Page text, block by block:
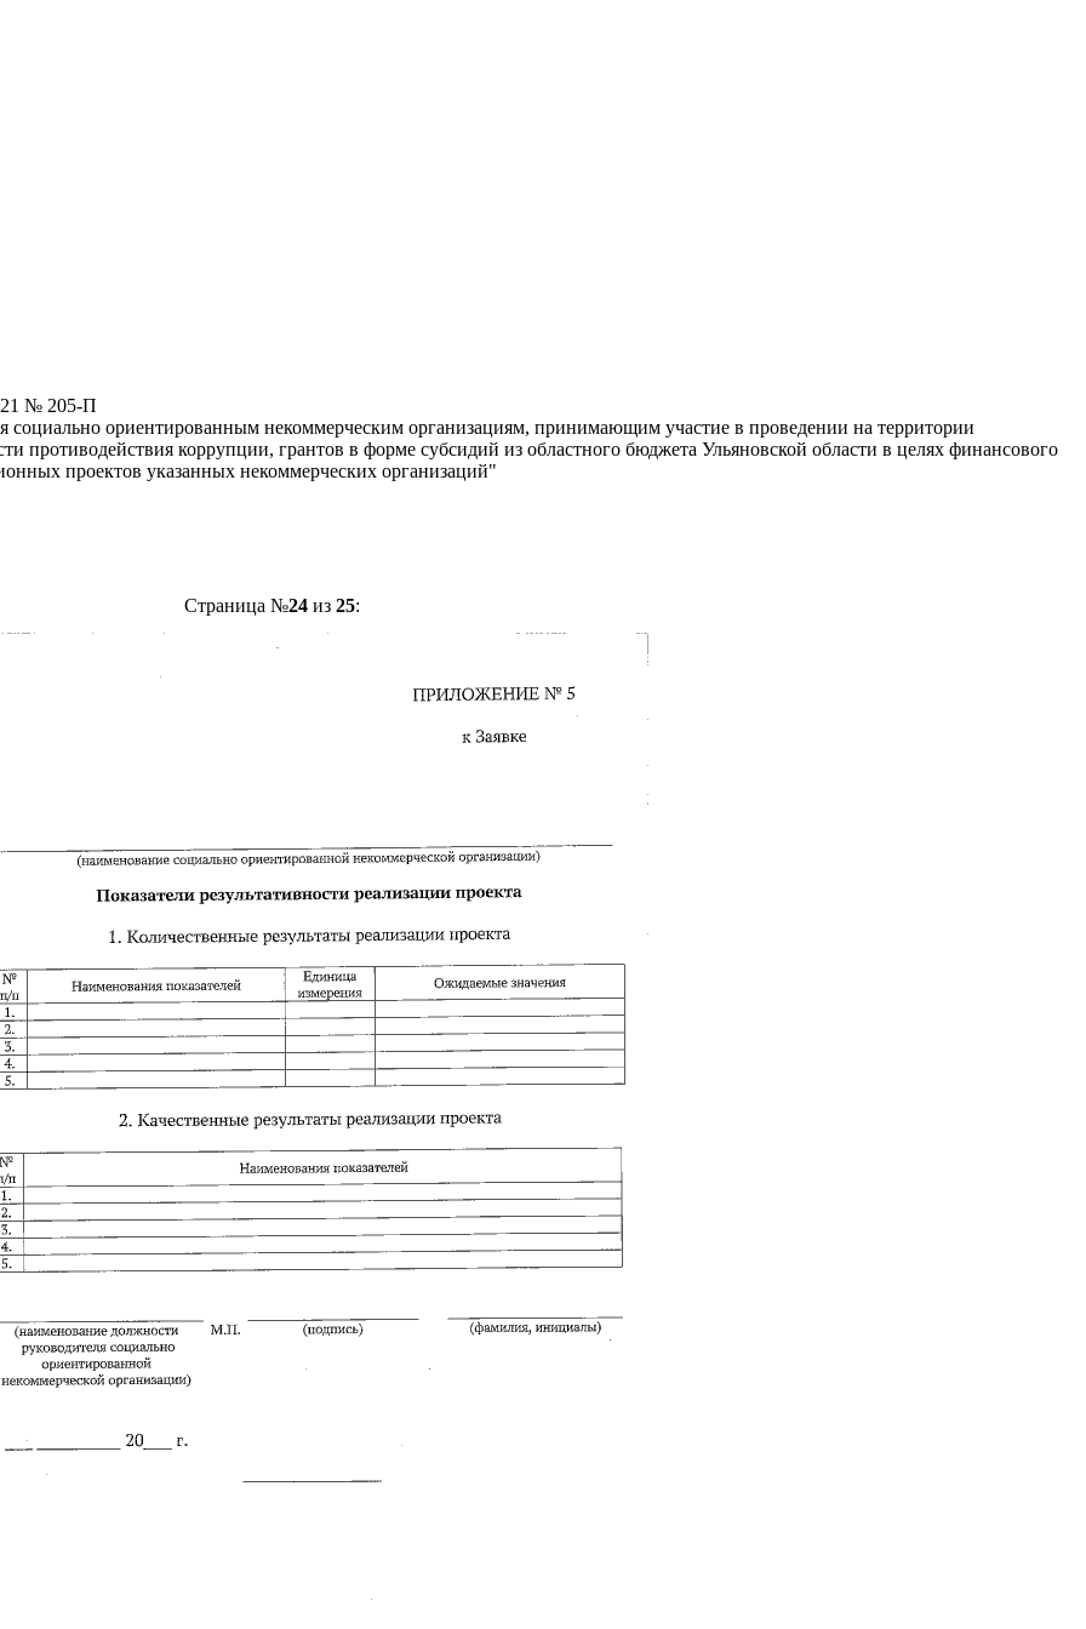
№ 205-П
социально ориентированным некоммерческим организациям, принимающим участие в проведении на территории
противодействия коррупции, грантов в форме субсидий из областного бюджета Ульяновской области в целях финансового
проектов указанных некоммерческих организаций"
Страница №24из 25: